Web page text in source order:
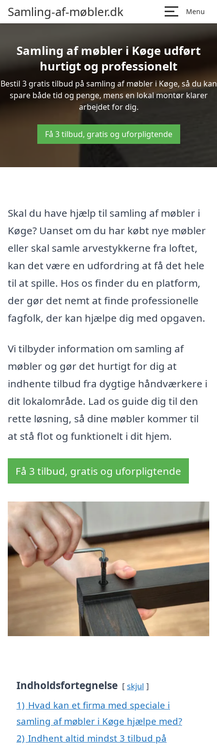
Samling-af-møbler.dk Menu
Samling af møbler i Køge udført
hurtigt og professionelt
Bestil 3 gratis tilbud på samling af møbler i Køge, så du kan
spare både tid og penge, mens en lokal montør klarer
arbejdet for dig.
Få 3 tilbud, gratis og uforpligtende
Skal du have hjælp til samling af møbler i
Køge? Uanset om du har købt nye møbler
eller skal samle arvestykkerne fra loftet,
kan det være en udfordring at få det hele
til at spille. Hos os finder du en platform,
der gør det nemt at finde professionelle
fagfolk, der kan hjælpe dig med opgaven.
Vi tilbyder information om samling af
møbler og gør det hurtigt for dig at
indhente tilbud fra dygtige håndværkere i
dit lokalområde. Lad os guide dig til den
rette løsning, så dine møbler kommer til
at stå flot og funktionelt i dit hjem.
Få 3 tilbud, gratis og uforpligtende
Indholdsfortegnelse skjul
1) Hvad kan et firma med speciale i
samling af møbler i Køge hjælpe med?
2) Indhent altid mindst 3 tilbud på